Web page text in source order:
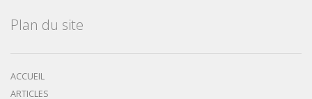
Plan du site
ACCUEIL
ARTICLES